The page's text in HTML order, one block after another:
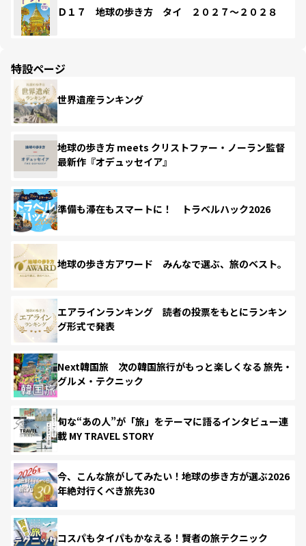
Ｄ１７ 地球の歩き方 タイ ２０２７～２０２８
特設ページ
世界遺産ランキング
地球の歩き方 meets クリストファー・ノーラン監督
最新作『オデュッセイア』
準備も滞在もスマートに！ トラベルハック2026
地球の歩き方アワード みんなで選ぶ、旅のベスト。
エアラインランキング 読者の投票をもとにランキン
グ形式で発表
Next韓国旅 次の韓国旅行がもっと楽しくなる 旅先・
グルメ・テクニック
旬な“あの人”が「旅」をテーマに語るインタビュー連
載 MY TRAVEL STORY
今、こんな旅がしてみたい！地球の歩き方が選ぶ2026
年絶対行くべき旅先30
コスパもタイパもかなえる！賢者の旅テクニック